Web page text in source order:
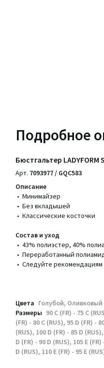
Подробное
Бюстгальтер
Арт. 7093977 / GQC583
Описание
• Минимайзер
• Без вкладышей
• Классические косточки
Состав и уход
• 43% полиэстер, 40%
• Переработанный
• Следуйте рекомендациям
Цвета Голубой, Оливковый
Размеры 90 C (FR) - 75 C
(FR) - 80 C (RUS), 95 D (FR) -
(RUS), 100 D (FR) - 85 D
D (FR) - 90 D (RUS), 105 E
D (RUS), 110 E (FR) - 95 E